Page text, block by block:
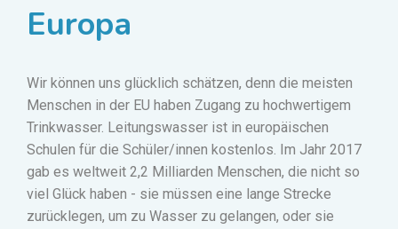
Europa
Wir können uns glücklich schätzen, denn die meisten
Menschen in der EU haben Zugang zu hochwertigem
Trinkwasser. Leitungswasser ist in europäischen
Schulen für die Schüler/innen kostenlos. Im Jahr 2017
gab es weltweit 2,2 Milliarden Menschen, die nicht so
viel Glück haben - sie müssen eine lange Strecke
zurücklegen, um zu Wasser zu gelangen, oder sie